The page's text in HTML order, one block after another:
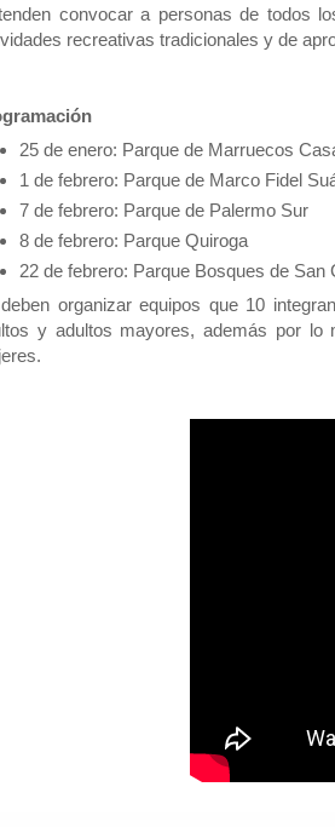
convocar a personas de todos
recreativas tradicionales y de
25 de enero: Parque de Marruecos
1 de febrero: Parque de Marco Fidel
7 de febrero: Parque de Palermo Sur
8 de febrero: Parque Quiroga
22 de febrero: Parque Bosques de San
organizar equipos que 10
y adultos mayores, además por